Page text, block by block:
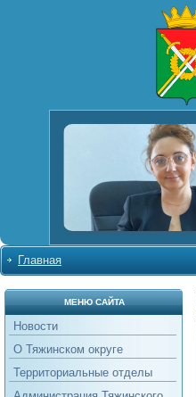
Главная
МЕНЮ САЙТА
Новости
О Тяжинском округе
Территориальные отделы